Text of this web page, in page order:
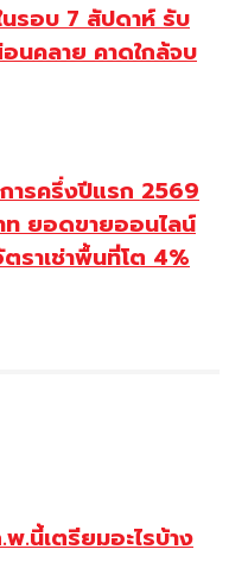
รอบ 7 สัปดาห์ รับ
นคลาย คาดใกล้จบ
ารครึ่งปีแรก 2569
ท ยอดขายออนไลน์
ราเช่าพื้นที่โต 4%
.นี้เตรียมอะไรบ้าง